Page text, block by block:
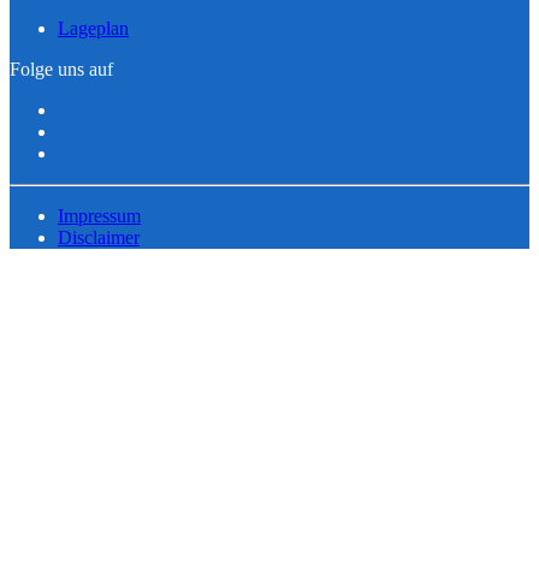
Lageplan
Folge uns auf
Impressum
Disclaimer